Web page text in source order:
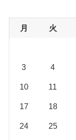
月 火
3 4
10 11
17 18
24 25